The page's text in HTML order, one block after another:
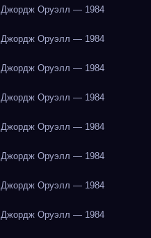
Джордж Оруэлл — 1984
Джордж Оруэлл — 1984
Джордж Оруэлл — 1984
Джордж Оруэлл — 1984
Джордж Оруэлл — 1984
Джордж Оруэлл — 1984
Джордж Оруэлл — 1984
Джордж Оруэлл — 1984